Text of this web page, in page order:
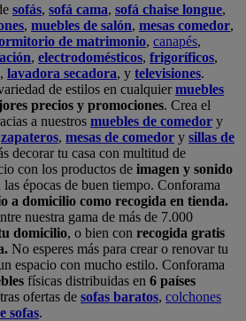
sofás, sofá cama, sofá chaise longue,
, muebles de salón, mesas comedor,
de matrimonio, canapés,
, electrodomésticos, frigoríficos,
, lavadora secadora, y televisiones.
de estilos en cualquiermuebles
precios y promociones. Crea el
a nuestros muebles de comedor y
zapateros, mesas de comedor y sillas de
decorar tu casa con multitud de
con los productos de imagen y sonido
las épocas de buen tiempo. Conforama
a domicilio como recogida en tienda.
nuestra gama de más de 7.000
domicilio, o bien con recogida gratis
No esperes más para crear o renovar tu
espacio con mucho estilo. Conforama
físicas distribuidas en 6 países
ofertas de sofas baratos, colchones
sofas.